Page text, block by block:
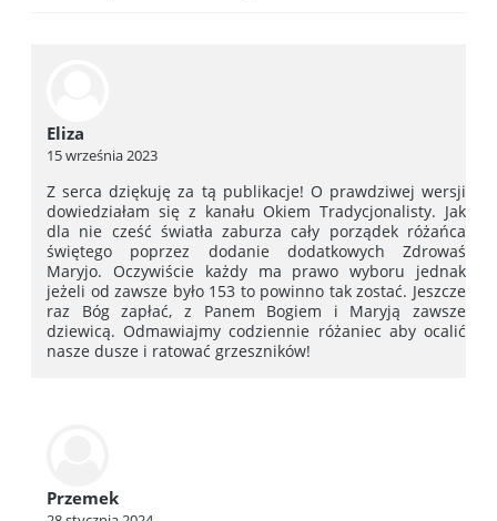
Eliza
15 września 2023
Z serca dziękuję za tą publikacje! O prawdziwej wersji
dowiedziałam się z kanału Okiem Tradycjonalisty. Jak
dla nie cześć światła zaburza cały porządek różańca
świętego poprzez dodanie dodatkowych Zdrowaś
Maryjo. Oczywiście każdy ma prawo wyboru jednak
jeżeli od zawsze było 153 to powinno tak zostać. Jeszcze
raz Bóg zapłać, z Panem Bogiem i Maryją zawsze
dziewicą. Odmawiajmy codziennie różaniec aby ocalić
nasze dusze i ratować grzeszników!
Przemek